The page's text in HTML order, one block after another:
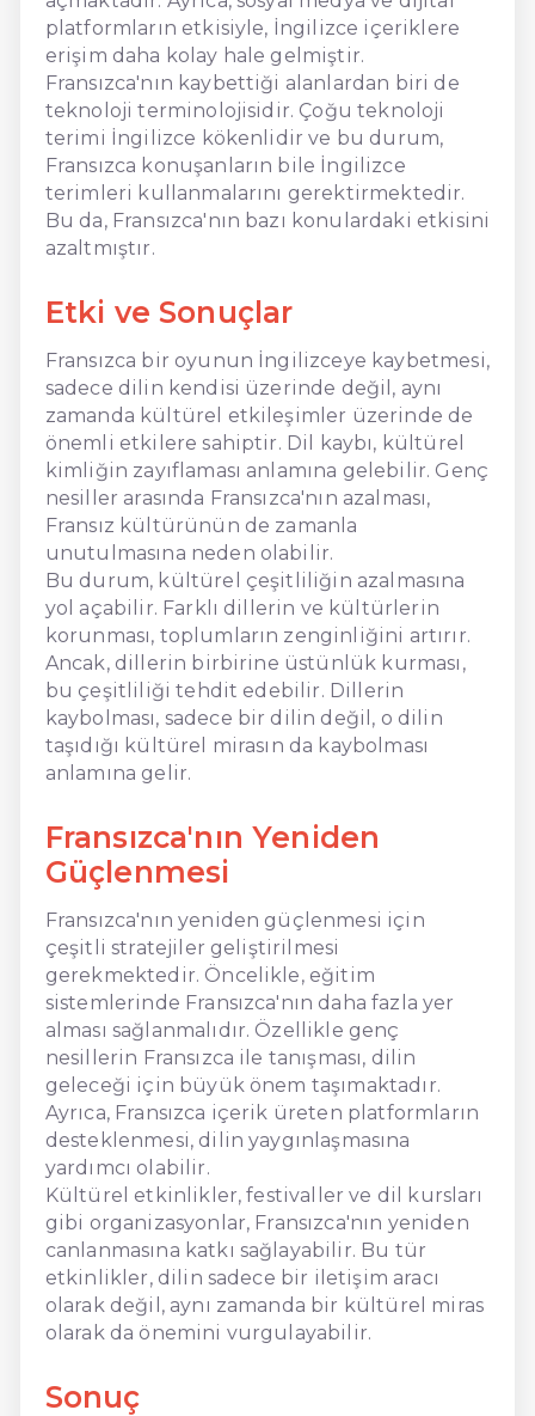
platformların etkisiyle, İngilizce içeriklere
erişim daha kolay hale gelmiştir.
Fransızca'nın kaybettiği alanlardan biri de
teknoloji terminolojisidir. Çoğu teknoloji
terimi İngilizce kökenlidir ve bu durum,
Fransızca konuşanların bile İngilizce
terimleri kullanmalarını gerektirmektedir.
Bu da, Fransızca'nın bazı konulardaki etkisini
azaltmıştır.
Etki ve Sonuçlar
Fransızca bir oyunun İngilizceye kaybetmesi,
sadece dilin kendisi üzerinde değil, aynı
zamanda kültürel etkileşimler üzerinde de
önemli etkilere sahiptir. Dil kaybı, kültürel
kimliğin zayıflaması anlamına gelebilir. Genç
nesiller arasında Fransızca'nın azalması,
Fransız kültürünün de zamanla
unutulmasına neden olabilir.
Bu durum, kültürel çeşitliliğin azalmasına
yol açabilir. Farklı dillerin ve kültürlerin
korunması, toplumların zenginliğini artırır.
Ancak, dillerin birbirine üstünlük kurması,
bu çeşitliliği tehdit edebilir. Dillerin
kaybolması, sadece bir dilin değil, o dilin
taşıdığı kültürel mirasın da kaybolması
anlamına gelir.
Fransızca'nın Yeniden
Güçlenmesi
Fransızca'nın yeniden güçlenmesi için
çeşitli stratejiler geliştirilmesi
gerekmektedir. Öncelikle, eğitim
sistemlerinde Fransızca'nın daha fazla yer
alması sağlanmalıdır. Özellikle genç
nesillerin Fransızca ile tanışması, dilin
geleceği için büyük önem taşımaktadır.
Ayrıca, Fransızca içerik üreten platformların
desteklenmesi, dilin yaygınlaşmasına
yardımcı olabilir.
Kültürel etkinlikler, festivaller ve dil kursları
gibi organizasyonlar, Fransızca'nın yeniden
canlanmasına katkı sağlayabilir. Bu tür
etkinlikler, dilin sadece bir iletişim aracı
olarak değil, aynı zamanda bir kültürel miras
olarak da önemini vurgulayabilir.
Sonuç